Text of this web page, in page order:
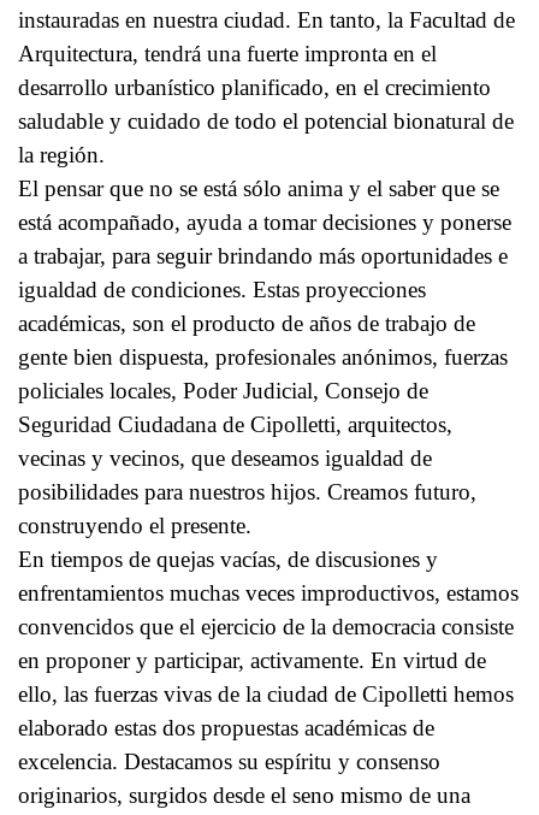
instauradas en nuestra ciudad. En tanto, la Facultad de
Arquitectura, tendrá una fuerte impronta en el
desarrollo urbanístico planificado, en el crecimiento
saludable y cuidado de todo el potencial bionatural de
la región.
El pensar que no se está sólo anima y el saber que se
está acompañado, ayuda a tomar decisiones y ponerse
a trabajar, para seguir brindando más oportunidades e
igualdad de condiciones. Estas proyecciones
académicas, son el producto de años de trabajo de
gente bien dispuesta, profesionales anónimos, fuerzas
policiales locales, Poder Judicial, Consejo de
Seguridad Ciudadana de Cipolletti, arquitectos,
vecinas y vecinos, que deseamos igualdad de
posibilidades para nuestros hijos. Creamos futuro,
construyendo el presente.
En tiempos de quejas vacías, de discusiones y
enfrentamientos muchas veces improductivos, estamos
convencidos que el ejercicio de la democracia consiste
en proponer y participar, activamente. En virtud de
ello, las fuerzas vivas de la ciudad de Cipolletti hemos
elaborado estas dos propuestas académicas de
excelencia. Destacamos su espíritu y consenso
originarios, surgidos desde el seno mismo de una